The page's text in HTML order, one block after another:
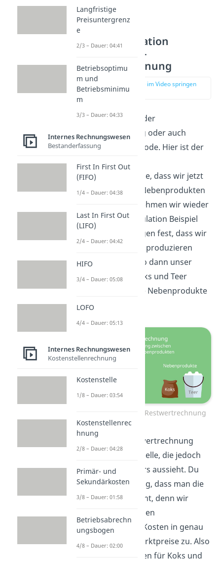
Kuppelkalkulation
Berechnung –
Restwertrechnung
zur Stelle im Video springen
(03:02)
Weiter geht’s mit der
Restwertrechnung oder auch
Subtraktionsmethode. Hier ist der
Unterschied zur
Marktwertmethode, dass wir jetzt
nach Haupt- und Nebenprodukten
unterscheiden! Nehmen wir wieder
unser Kuppelkalkulation Beispiel
von vorhin und legen fest, dass wir
eigentlich nur Gas produzieren
wollen. Das ist also dann unser
Hauptprodukt. Koks und Teer
stellen hier unsere Nebenprodukte
dar.
Kuppelkalkulation: Restwertrechnung
Auch für die Restwertrechnung
lohnt sich eine Tabelle, die jedoch
ein bisschen anders aussieht. Du
siehst, es ist wichtig, dass man die
Produkttypen kennt, denn wir
rechnen nämlich den
Nebenprodukten Kosten in genau
der Höhe ihrer Marktpreise zu. Also
betragen die Kosten für Koks und
Langfristige
Preisuntergrenz
e
2/3 – Dauer: 04:41
Betriebsoptimu
m und
Betriebsminimu
m
3/3 – Dauer: 04:33
Internes Rechnungswesen
Bestanderfassung
First In First Out
(FIFO)
1/4 – Dauer: 04:38
Last In First Out
(LIFO)
2/4 – Dauer: 04:42
HIFO
3/4 – Dauer: 05:08
LOFO
4/4 – Dauer: 05:13
Internes Rechnungswesen
Kostenstellenrechnung
Kostenstelle
1/8 – Dauer: 03:54
Kostenstellenrec
hnung
2/8 – Dauer: 04:28
Primär- und
Sekundärkosten
3/8 – Dauer: 01:58
Betriebsabrechn
ungsbogen
4/8 – Dauer: 02:00